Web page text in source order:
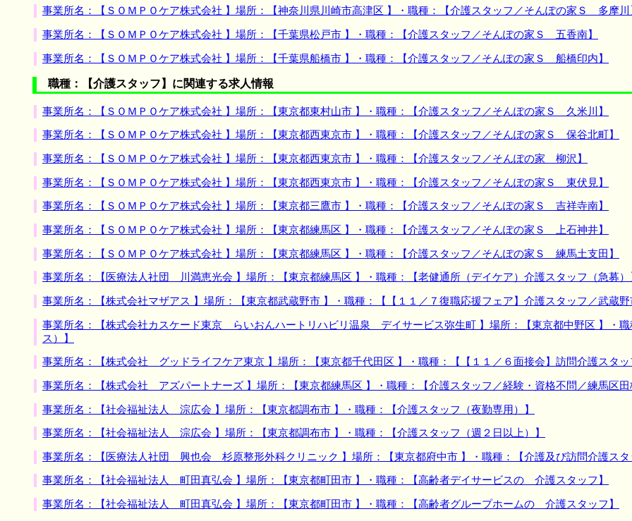
事業所名：【ＳＯＭＰＯケア株式会社 】場所：【神奈川県川崎市高津区 】・職種：【介護スタッフ／そんぽの家Ｓ 多摩川
事業所名：【ＳＯＭＰＯケア株式会社 】場所：【千葉県松戸市 】・職種：【介護スタッフ／そんぽの家Ｓ 五香南】
事業所名：【ＳＯＭＰＯケア株式会社 】場所：【千葉県船橋市 】・職種：【介護スタッフ／そんぽの家Ｓ 船橋印内】
職種：【介護スタッフ】に関連する求人情報
事業所名：【ＳＯＭＰＯケア株式会社 】場所：【東京都東村山市 】・職種：【介護スタッフ／そんぽの家Ｓ 久米川】
事業所名：【ＳＯＭＰＯケア株式会社 】場所：【東京都西東京市 】・職種：【介護スタッフ／そんぽの家Ｓ 保谷北町】
事業所名：【ＳＯＭＰＯケア株式会社 】場所：【東京都西東京市 】・職種：【介護スタッフ／そんぽの家 柳沢】
事業所名：【ＳＯＭＰＯケア株式会社 】場所：【東京都西東京市 】・職種：【介護スタッフ／そんぽの家Ｓ 東伏見】
事業所名：【ＳＯＭＰＯケア株式会社 】場所：【東京都三鷹市 】・職種：【介護スタッフ／そんぽの家Ｓ 吉祥寺南】
事業所名：【ＳＯＭＰＯケア株式会社 】場所：【東京都練馬区 】・職種：【介護スタッフ／そんぽの家Ｓ 上石神井】
事業所名：【ＳＯＭＰＯケア株式会社 】場所：【東京都練馬区 】・職種：【介護スタッフ／そんぽの家Ｓ 練馬土支田】
事業所名：【医療法人社団 川満恵光会 】場所：【東京都練馬区 】・職種：【老健通所（デイケア）介護スタッフ（急募）
事業所名：【株式会社マザアス 】場所：【東京都武蔵野市 】・職種：【【１１／７復職応援フェア】介護スタッフ／武蔵野
事業所名：【株式会社カスケード東京 らいおんハートリハビリ温泉 デイサービス弥生町 】場所：【東京都中野区 】・
ス）】
事業所名：【株式会社 グッドライフケア東京 】場所：【東京都千代田区 】・職種：【【１１／６面接会】訪問介護スタ
事業所名：【株式会社 アズパートナーズ 】場所：【東京都練馬区 】・職種：【介護スタッフ／経験・資格不問／練馬区
事業所名：【社会福祉法人 淙広会 】場所：【東京都調布市 】・職種：【介護スタッフ（夜勤専用）】
事業所名：【社会福祉法人 淙広会 】場所：【東京都調布市 】・職種：【介護スタッフ（週２日以上）】
事業所名：【医療法人社団 興也会 杉原整形外科クリニック 】場所：【東京都府中市 】・職種：【介護及び訪問介護ス
事業所名：【社会福祉法人 町田真弘会 】場所：【東京都町田市 】・職種：【高齢者デイサービスの 介護スタッフ】
事業所名：【社会福祉法人 町田真弘会 】場所：【東京都町田市 】・職種：【高齢者グループホームの 介護スタッフ】